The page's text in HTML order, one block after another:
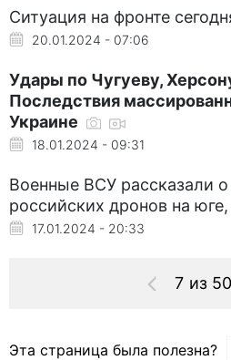
Ситуация на фронте
20.01.2024 - 07:06
Удары по Чугуеву,
Последствия
Украине
18.01.2024 - 09:31
Военные ВСУ рассказали о
российских дронов на
17.01.2024 - 20:33
7 из 50
Эта страница была полезна?